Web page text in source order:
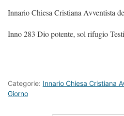
Innario Chiesa Cristiana Avventista
Inno 283 Dio potente, sol rifugio Testi
Categorie: Innario Chiesa Cristiana
Giorno